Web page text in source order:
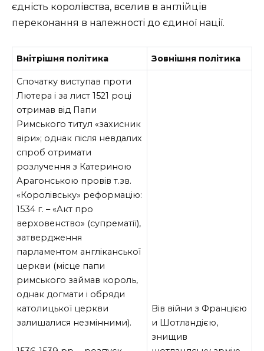
єдність королівства, вселив в англійців
переконання в належності до єдиної нації.
Внітрішня політика Зовнішня політика
Спочатку виступав проти
Лютера і за лист 1521 році
отримав від Папи
Римського титул «захисник
віри»; однак після невдалих
спроб отримати
розлучення з Катериною
Арагонською провів т.зв.
«Королівську» реформацію:
1534 г. – «Акт про
верховенство» (супрематії),
затвердження
парламентом англіканської
церкви (місце папи
римського займав король,
однак догмати і обряди
католицької церкви
залишалися незмінними).
Вів війни з Францією
и Шотландією,
знищив